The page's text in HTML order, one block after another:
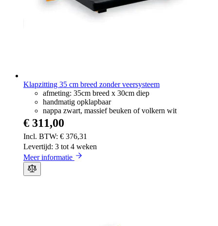
Klapzitting 35 cm breed zonder veersysteem
afmeting: 35cm breed x 30cm diep
handmatig opklapbaar
nappa zwart, massief beuken of volkern wit
€ 376,31
€ 311,00
Levertijd: 3 tot 4 weken
Meer informatie